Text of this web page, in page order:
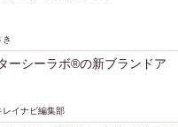
き
ーシーラボ®の新ブランドア
レイナビ編集部